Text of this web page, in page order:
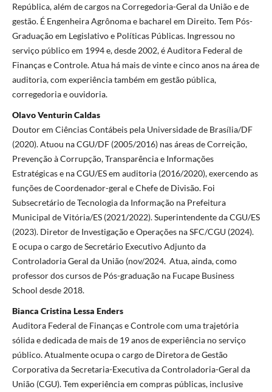
República, além de cargos na Corregedoria-Geral da União e de
gestão. É Engenheira Agrônoma e bacharel em Direito. Tem Pós-
Graduação em Legislativo e Políticas Públicas. Ingressou no
serviço público em 1994 e, desde 2002, é Auditora Federal de
Finanças e Controle. Atua há mais de vinte e cinco anos na área de
auditoria, com experiência também em gestão pública,
corregedoria e ouvidoria.
Olavo Venturin Caldas
Doutor em Ciências Contábeis pela Universidade de Brasília/DF
(2020). Atuou na CGU/DF (2005/2016) nas áreas de Correição,
Prevenção à Corrupção, Transparência e Informações
Estratégicas e na CGU/ES em auditoria (2016/2020), exercendo as
funções de Coordenador-geral e Chefe de Divisão. Foi
Subsecretário de Tecnologia da Informação na Prefeitura
Municipal de Vitória/ES (2021/2022). Superintendente da CGU/ES
(2023). Diretor de Investigação e Operações na SFC/CGU (2024).
E ocupa o cargo de Secretário Executivo Adjunto da
Controladoria Geral da União (nov/2024. Atua, ainda, como
professor dos cursos de Pós-graduação na Fucape Business
School desde 2018.
Bianca Cristina Lessa Enders
Auditora Federal de Finanças e Controle com uma trajetória
sólida e dedicada de mais de 19 anos de experiência no serviço
público. Atualmente ocupa o cargo de Diretora de Gestão
Corporativa da Secretaria-Executiva da Controladoria-Geral da
União (CGU). Tem experiência em compras públicas, inclusive